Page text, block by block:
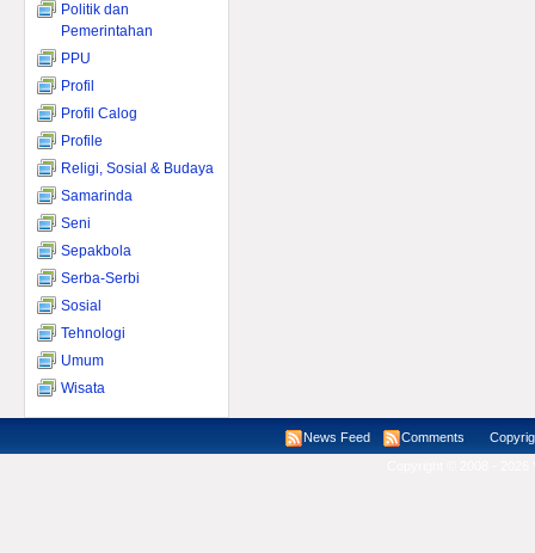
Politik dan
Pemerintahan
PPU
Profil
Profil Calog
Profile
Religi, Sosial & Budaya
Samarinda
Seni
Sepakbola
Serba-Serbi
Sosial
Tehnologi
Umum
Wisata
News Feed Comments Copyright